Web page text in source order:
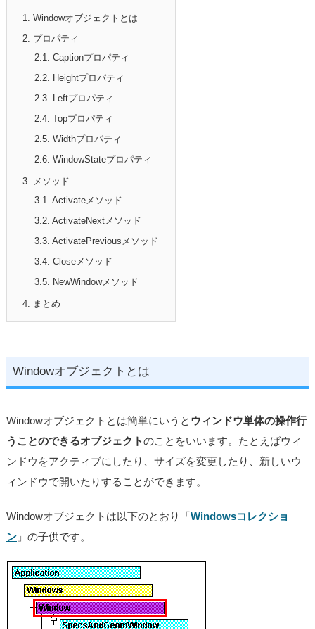
1.
Windowオブジェクトとは
2. プロパティ
2.1.
Captionプロパティ
2.2. Heightプロパティ
2.3. Leftプロパティ
2.4. Topプロパティ
2.5. Widthプロパティ
2.6. WindowStateプロパティ
3.
メソッド
3.1. Activateメソッド
3.2. ActivateNextメソッド
3.3. ActivatePreviousメソッド
3.4. Closeメソッド
3.5. NewWindowメソッド
4. まとめ
Windowオブジェクトとは
Windowオブジェクトとは簡単にいうと ウィンドウ単体の操作行
うことのできるオブジェクトのことをいいます。たとえばウィ
ンドウをアクティブにしたり、サイズを変更したり、新しいウ
ィンドウで開いたりすることができます。
Windowオブジェクトは以下のとおり「Windowsコレクショ
ン 」の子供です。